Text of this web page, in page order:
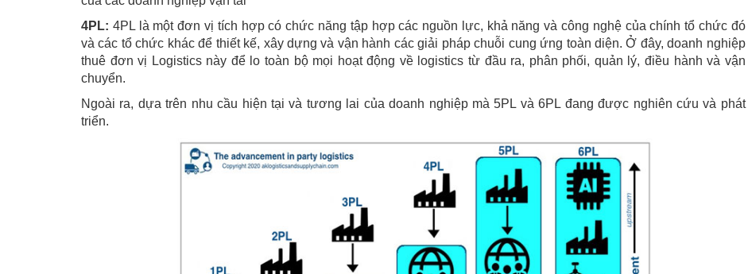
4PL: 4PL là một đơn vị tích hợp có chức năng tập hợp các nguồn lực, khả năng và công nghệ của chính tổ chức đó
và các tổ chức khác để thiết kế, xây dựng và vận hành các giải pháp chuỗi cung ứng toàn diện. Ở đây, doanh nghiệp
thuê đơn vị Logistics này để lo toàn bộ mọi hoạt động về logistics từ đầu ra, phân phối, quản lý, điều hành và vận
chuyển.
Ngoài ra, dựa trên nhu cầu hiện tại và tương lai của doanh nghiệp mà 5PL và 6PL đang được nghiên cứu và phát
triển.